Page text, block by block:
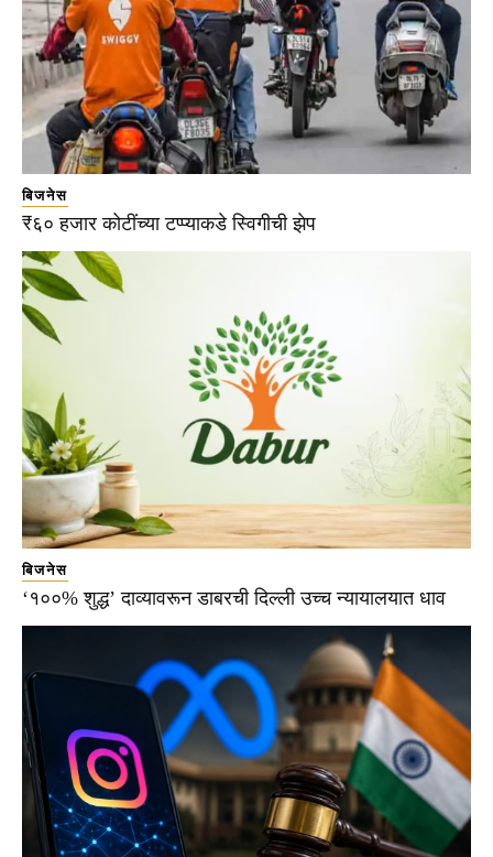
बिजनेस
₹६० हजार कोटींच्या टप्प्याकडे स्विगीची झेप
बिजनेस
‘१००% शुद्ध’ दाव्यावरून डाबरची दिल्ली उच्च न्यायालयात धाव